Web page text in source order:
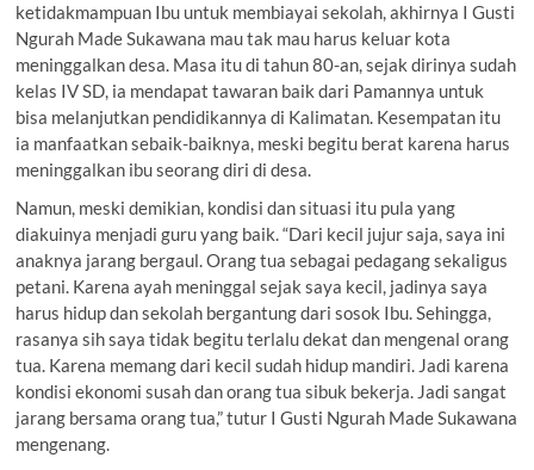
ketidakmampuan Ibu untuk membiayai sekolah, akhirnya I Gusti
Ngurah Made Sukawana mau tak mau harus keluar kota
meninggalkan desa. Masa itu di tahun 80-an, sejak dirinya sudah
kelas IV SD, ia mendapat tawaran baik dari Pamannya untuk
bisa melanjutkan pendidikannya di Kalimatan. Kesempatan itu
ia manfaatkan sebaik-baiknya, meski begitu berat karena harus
meninggalkan ibu seorang diri di desa.
Namun, meski demikian, kondisi dan situasi itu pula yang
diakuinya menjadi guru yang baik. “Dari kecil jujur saja, saya ini
anaknya jarang bergaul. Orang tua sebagai pedagang sekaligus
petani. Karena ayah meninggal sejak saya kecil, jadinya saya
harus hidup dan sekolah bergantung dari sosok Ibu. Sehingga,
rasanya sih saya tidak begitu terlalu dekat dan mengenal orang
tua. Karena memang dari kecil sudah hidup mandiri. Jadi karena
kondisi ekonomi susah dan orang tua sibuk bekerja. Jadi sangat
jarang bersama orang tua,” tutur I Gusti Ngurah Made Sukawana
mengenang.